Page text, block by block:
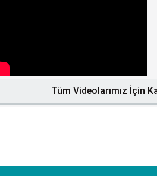
Tüm Videolarımız İçin